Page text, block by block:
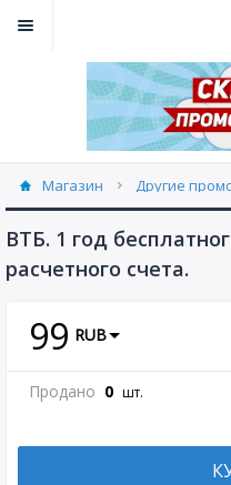
Магазин Другие
ВТБ. 1 год
расчетного счета.
99 RUB
Продано 0 шт.